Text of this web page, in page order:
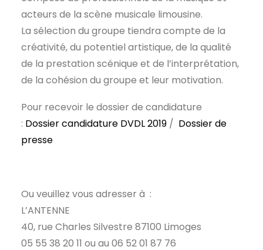
acteurs de la scène musicale limousine.
La sélection du groupe tiendra compte de la
créativité, du potentiel artistique, de la qualité
de la prestation scénique et de l’interprétation,
de la cohésion du groupe et leur motivation.
Pour recevoir le dossier de candidature
: Dossier candidature DVDL 2019 / Dossier de
presse
Ou veuillez vous adresser à :
L’ANTENNE
40, rue Charles Silvestre 87100 Limoges
05 55 38 20 11 ou au 06 52 01 87 76